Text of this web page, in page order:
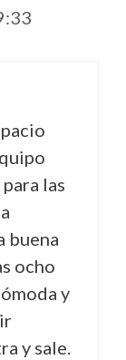
las
buena
ocho
y
y sale.